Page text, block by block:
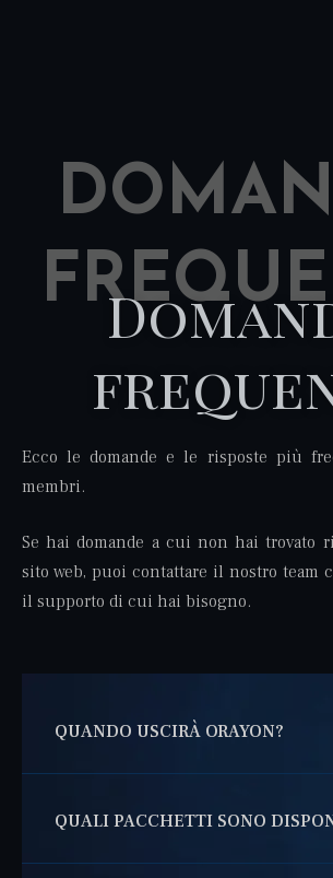
Ecco le domande e le risposte più
membri.
Se hai domande a cui non hai trovato
sito web, puoi contattare il nostro team
il supporto di cui hai bisogno.
QUANDO USCIRÀ ORAYON?
QUALI PACCHETTI SONO